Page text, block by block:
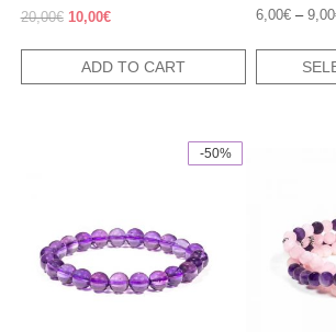
20,00€ Original
10,00€Current
ADD TO CART
Rated
5.00
6,00€– 9,00
-50%